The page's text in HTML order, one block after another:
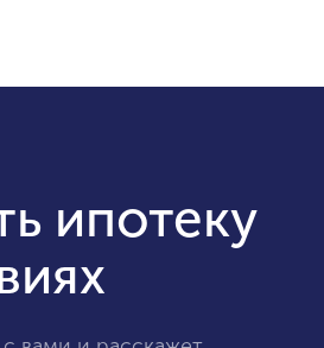
ипотеку